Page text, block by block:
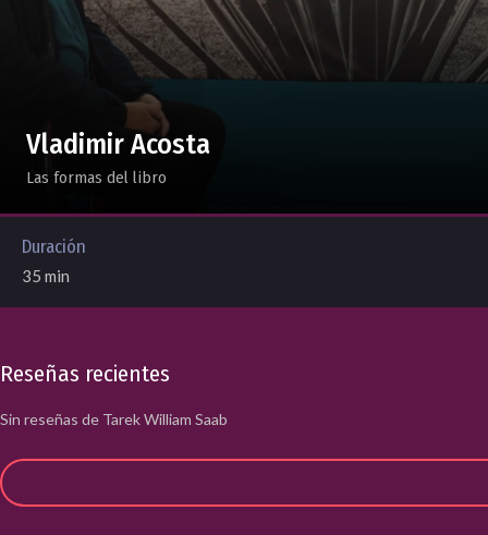
Vladimir Acosta
Las formas del libro
Duración
35 min
Reseñas recientes
Sin reseñas de Tarek William Saab